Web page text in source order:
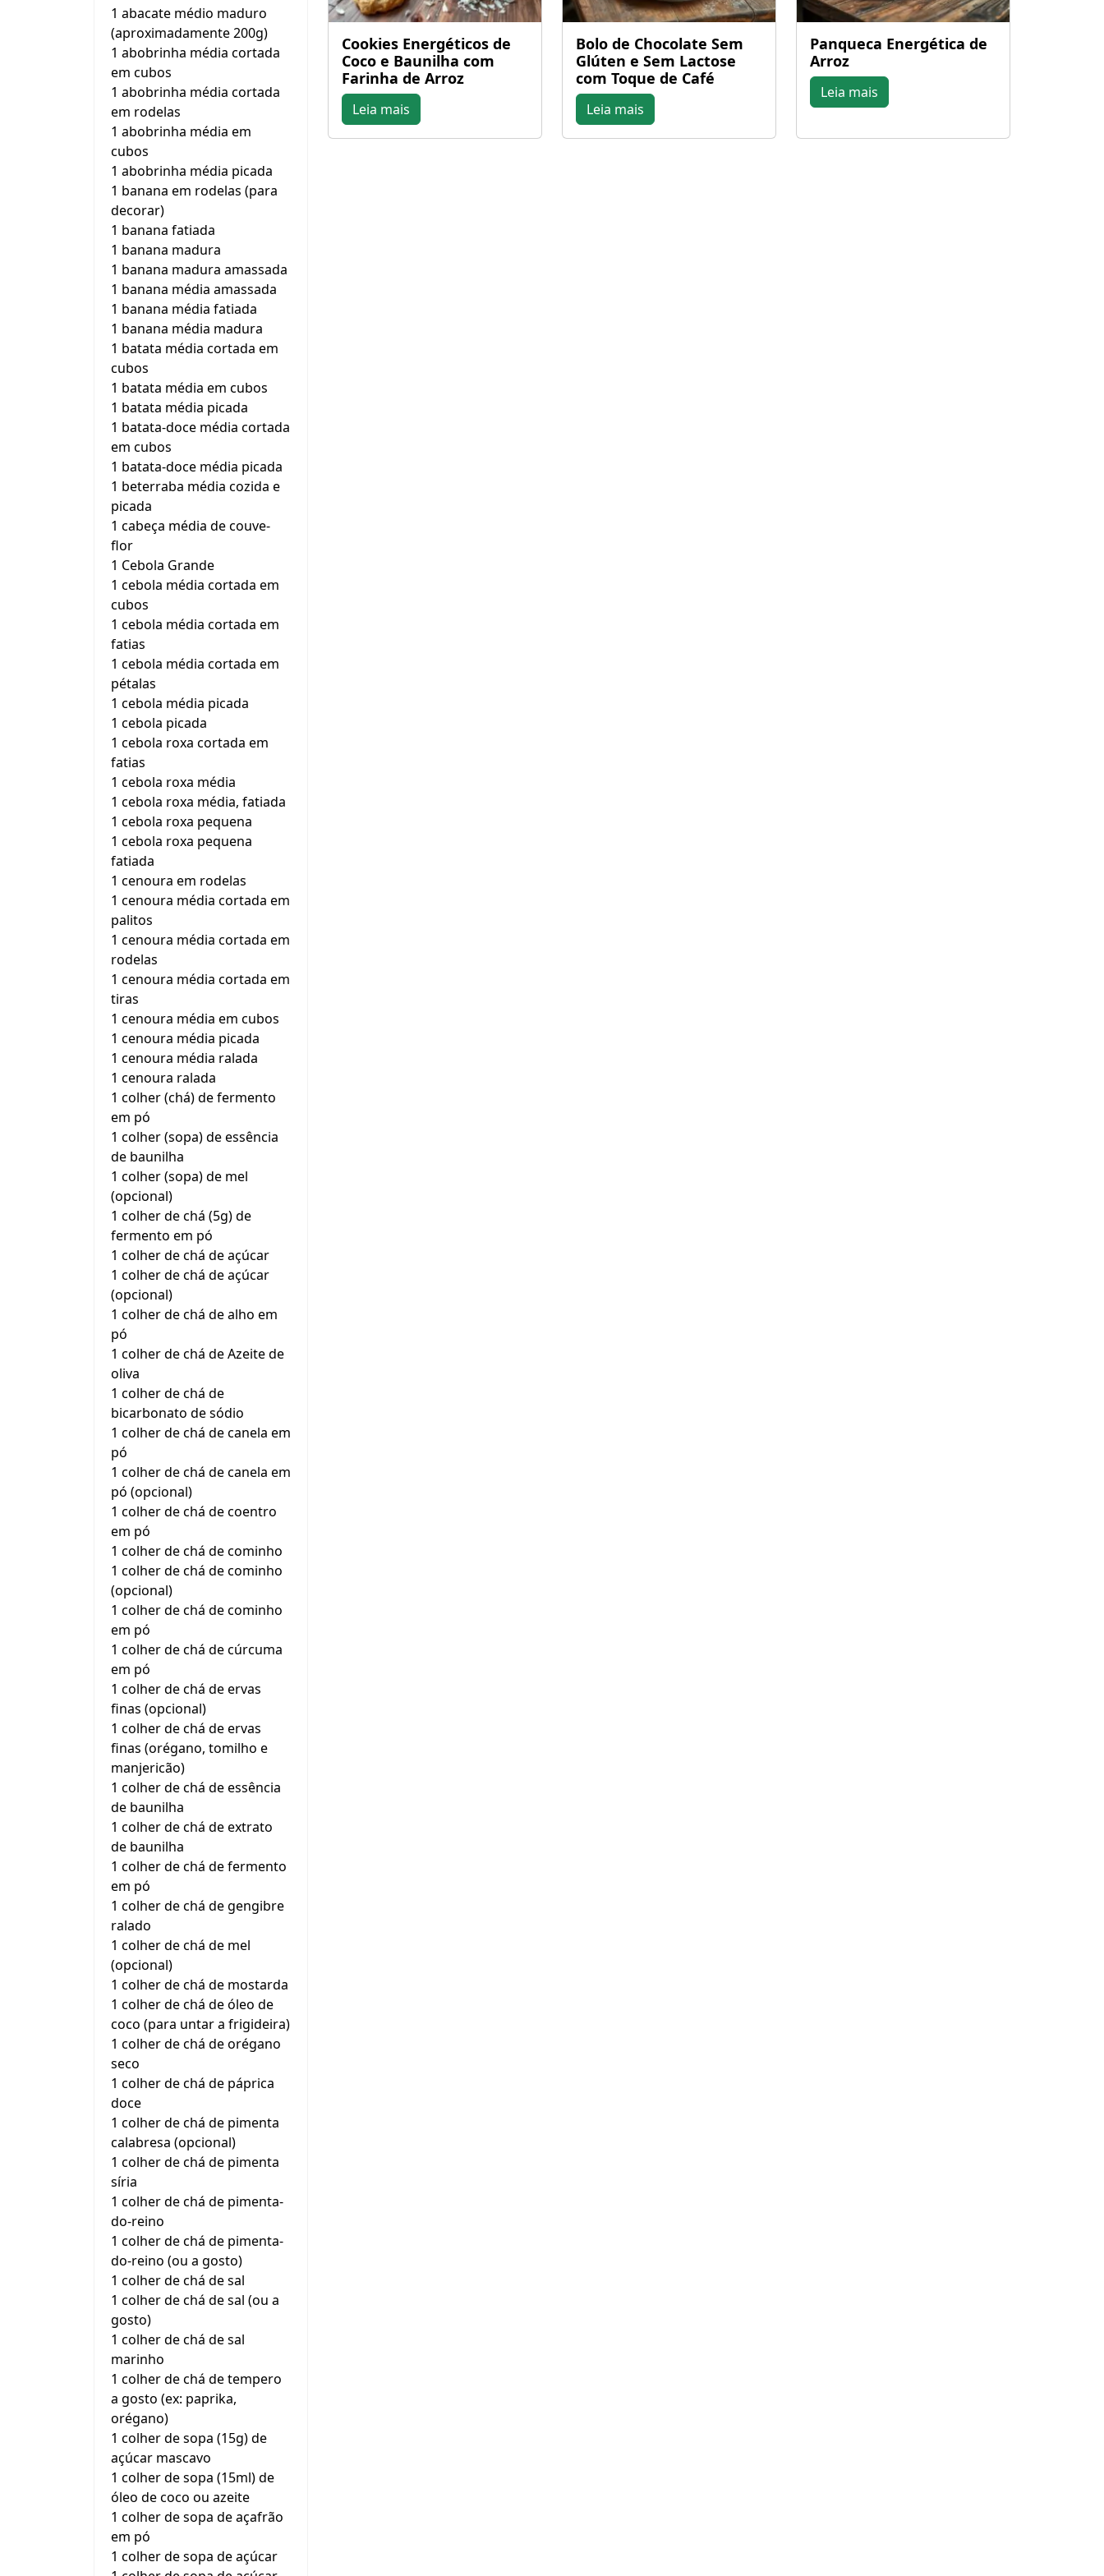
1 abacate médio maduro
(aproximadamente 200g)
1 abobrinha média cortada
em cubos
1 abobrinha média cortada
em rodelas
1 abobrinha média em
cubos
1 abobrinha média picada
1 banana em rodelas (para
decorar)
1 banana fatiada
1 banana madura
1 banana madura amassada
1 banana média amassada
1 banana média fatiada
1 banana média madura
1 batata média cortada em
cubos
1 batata média em cubos
1 batata média picada
1 batata-doce média cortada
em cubos
1 batata-doce média picada
1 beterraba média cozida e
picada
1 cabeça média de couve-
flor
1 Cebola Grande
1 cebola média cortada em
cubos
1 cebola média cortada em
fatias
1 cebola média cortada em
pétalas
1 cebola média picada
1 cebola picada
1 cebola roxa cortada em
fatias
1 cebola roxa média
1 cebola roxa média, fatiada
1 cebola roxa pequena
1 cebola roxa pequena
fatiada
1 cenoura em rodelas
1 cenoura média cortada em
palitos
1 cenoura média cortada em
rodelas
1 cenoura média cortada em
tiras
1 cenoura média em cubos
1 cenoura média picada
1 cenoura média ralada
1 cenoura ralada
1 colher (chá) de fermento
em pó
1 colher (sopa) de essência
de baunilha
1 colher (sopa) de mel
(opcional)
1 colher de chá (5g) de
fermento em pó
1 colher de chá de açúcar
1 colher de chá de açúcar
(opcional)
1 colher de chá de alho em
pó
1 colher de chá de Azeite de
oliva
1 colher de chá de
bicarbonato de sódio
1 colher de chá de canela em
pó
1 colher de chá de canela em
pó (opcional)
1 colher de chá de coentro
em pó
1 colher de chá de cominho
1 colher de chá de cominho
(opcional)
1 colher de chá de cominho
em pó
1 colher de chá de cúrcuma
em pó
1 colher de chá de ervas
finas (opcional)
1 colher de chá de ervas
finas (orégano, tomilho e
manjericão)
1 colher de chá de essência
de baunilha
1 colher de chá de extrato
de baunilha
1 colher de chá de fermento
em pó
1 colher de chá de gengibre
ralado
1 colher de chá de mel
(opcional)
1 colher de chá de mostarda
1 colher de chá de óleo de
coco (para untar a frigideira)
1 colher de chá de orégano
seco
1 colher de chá de páprica
doce
1 colher de chá de pimenta
calabresa (opcional)
1 colher de chá de pimenta
síria
1 colher de chá de pimenta-
do-reino
1 colher de chá de pimenta-
do-reino (ou a gosto)
1 colher de chá de sal
1 colher de chá de sal (ou a
gosto)
1 colher de chá de sal
marinho
1 colher de chá de tempero
a gosto (ex: paprika,
orégano)
1 colher de sopa (15g) de
açúcar mascavo
1 colher de sopa (15ml) de
óleo de coco ou azeite
1 colher de sopa de açafrão
em pó
1 colher de sopa de açúcar
Cookies Energéticos de
Coco e Baunilha com
Farinha de Arroz
Leia mais
Bolo de Chocolate Sem
Glúten e Sem Lactose
com Toque de Café
Leia mais
Panqueca Energética de
Arroz
Leia mais